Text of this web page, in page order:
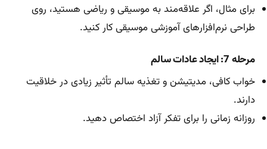
برای مثال، اگر علاقه‌مند به موسیقی و ریاضی هستید، روی
طراحی نرم‌افزارهای آموزشی موسیقی کار کنید.
مرحله 7: ایجاد عادات سالم
خواب کافی، مدیتیشن و تغذیه سالم تأثیر زیادی در خلاقیت
دارند.
روزانه زمانی را برای تفکر آزاد اختصاص دهید.